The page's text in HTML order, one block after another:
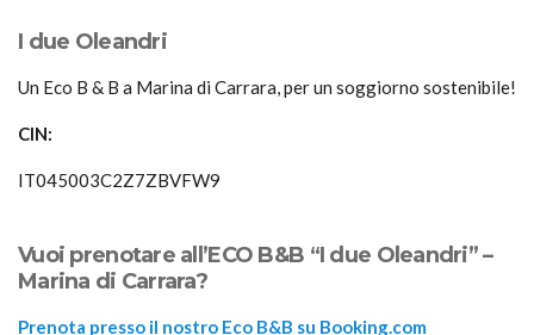
I due Oleandri
Un Eco B & B a Marina di Carrara, per un soggiorno sostenibile!
CIN:
IT045003C2Z7ZBVFW9
Vuoi prenotare all’ECO B&B “I due Oleandri” –
Marina di Carrara?
Prenota presso il nostro Eco B&B su Booking.com